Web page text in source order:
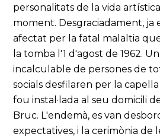
personalitats de la vida
moment. Desgraciadament, ja
afectat per la fatal malaltia
la tomba l'1 d'agost de 1962.
incalculable de persones de
socials desfilaren per la
fou instal·lada al seu domicili
Bruc. L'endemà, es van
expectatives, i la cerimònia de